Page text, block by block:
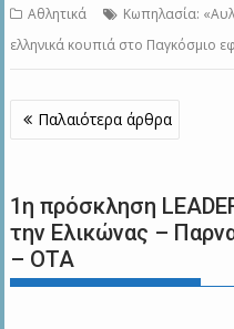
Αθλητικά
Κωπηλασία:
ελληνικά κουπιά στο Παγκόσμιο
Πλοήγηση
άρθρων
Παλαιότερα άρθρα
1η πρόσκληση
την Ελικώνας –
– ΟΤΑ